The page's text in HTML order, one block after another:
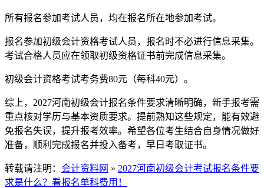
所有报名参加考试人员，均在报名所在地参加考试。
报名参加初级会计资格考试人员，报名时不必进行信息采集。
考试合格人员应在领取初级资格证书前完成信息采集。
初级会计资格考试考务费80元（每科40元）。
综上，2027河南初级会计报名条件要求清晰明确，新手报考需
重点核对学历与基本资质要求。提前熟知这些规定，能有效避
免报名失误，提升报考效率。希望各位考生结合自身情况做好
准备，顺利完成报名并投入备考，早日考取证书。​​​​​​​
转载请注明： 会计资料网 » 2027河南初级会计考试报名条件要
求是什么？看报名单科费用！